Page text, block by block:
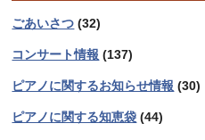
ごあいさつ (32)
コンサート情報 (137)
ピアノに関するお知らせ情報 (30)
ピアノに関する知恵袋 (44)